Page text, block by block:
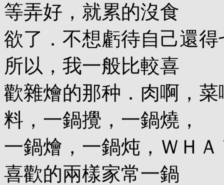
等弄好，就累的沒食
欲了．不想虧待自己還
所以，我一般比較喜
歡雜燴的那种．肉啊，
料，一鍋攪，一鍋燒，
一鍋燴，一鍋炖，ＷＨ
喜歡的兩樣家常一鍋